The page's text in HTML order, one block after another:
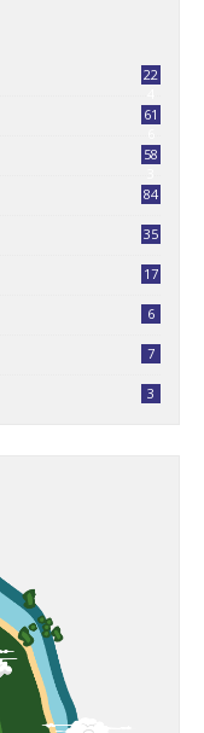
22
61
58
84
35
17
6
7
3